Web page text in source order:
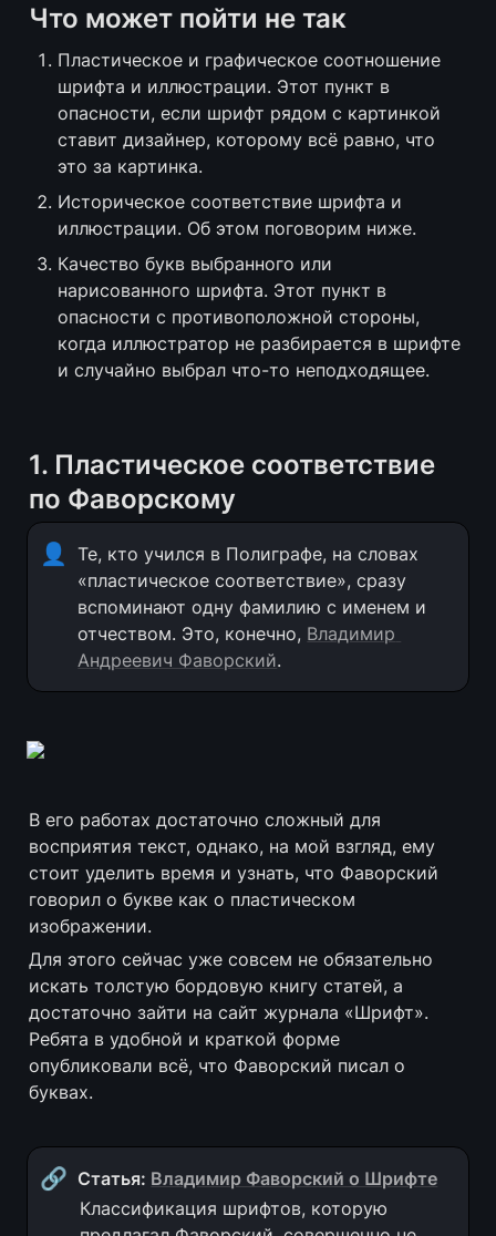
Что может пойти не так
Пластическое и графическое соотношение
шрифта и иллюстрации. Этот пункт в
опасности, если шрифт рядом с картинкой
ставит дизайнер, которому всё равно, что
это за картинка.
Историческое соответствие шрифта и
иллюстрации. Об этом поговорим ниже.
Качество букв выбранного или
нарисованного шрифта. Этот пункт в
опасности с противоположной стороны,
когда иллюстратор не разбирается в шрифте
и случайно выбрал что-то неподходящее.
1. Пластическое соответствие
по Фаворскому
👤
Те, кто учился в Полиграфе, на словах
«пластическое соответствие», сразу
вспоминают одну фамилию с именем и
отчеством. Это, конечно, Владимир
Андреевич Фаворский.
В его работах достаточно сложный для
восприятия текст, однако, на мой взгляд, ему
стоит уделить время и узнать, что Фаворский
говорил о букве как о пластическом
изображении.
Для этого сейчас уже совсем не обязательно
искать толстую бордовую книгу статей, а
достаточно зайти на сайт журнала «Шрифт».
Ребята в удобной и краткой форме
опубликовали всё, что Фаворский писал о
буквах.
🔗 Статья: Владимир Фаворский о Шрифте
Классификация шрифтов, которую